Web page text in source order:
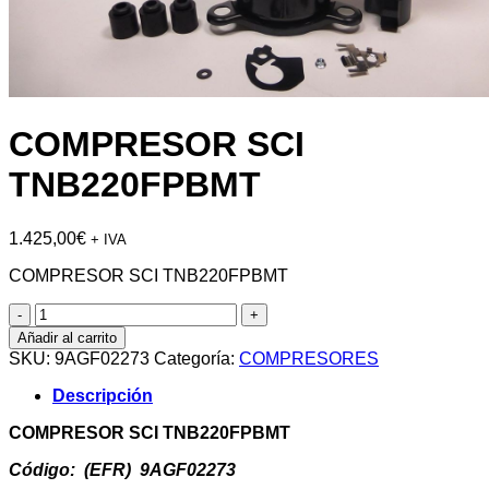
COMPRESOR SCI
TNB220FPBMT
1.425,00€ + IVA
COMPRESOR SCI TNB220FPBMT
COMPRESOR
SCI
TNB220FPBMT
cantidad
Añadir al carrito
SKU: 9AGF02273 Categoría: COMPRESORES
Descripción
COMPRESOR SCI TNB220FPBMT
Código: (EFR) 9AGF02273